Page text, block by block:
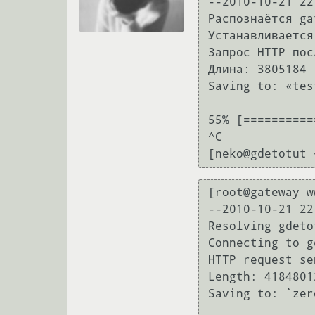
Распознаётся
Запрос HTTP
Длина:
Saving to:
55%
^C
[root@gateway
--2010-10-21
Resolving
Connecting to
HTTP request
Length:
Saving to: